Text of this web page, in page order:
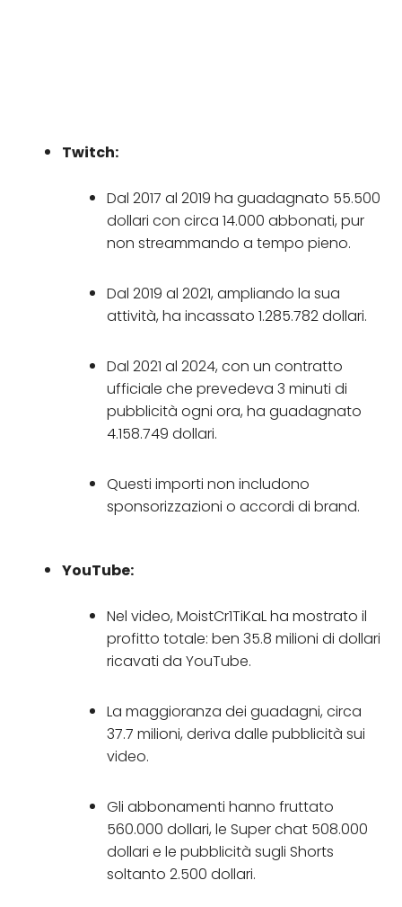
Twitch:
Dal 2017 al 2019 ha guadagnato 55.500
dollari con circa 14.000 abbonati, pur
non streammando a tempo pieno.
Dal 2019 al 2021, ampliando la sua
attività, ha incassato 1.285.782 dollari.
Dal 2021 al 2024, con un contratto
ufficiale che prevedeva 3 minuti di
pubblicità ogni ora, ha guadagnato
4.158.749 dollari.
Questi importi non includono
sponsorizzazioni o accordi di brand.
YouTube:
Nel video, MoistCr1TiKaL ha mostrato il
profitto totale: ben 35.8 milioni di dollari
ricavati da YouTube.
La maggioranza dei guadagni, circa
37.7 milioni, deriva dalle pubblicità sui
video.
Gli abbonamenti hanno fruttato
560.000 dollari, le Super chat 508.000
dollari e le pubblicità sugli Shorts
soltanto 2.500 dollari.